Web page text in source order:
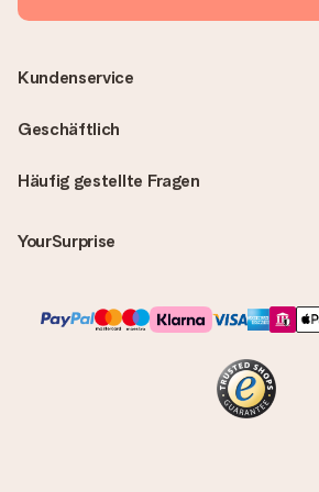
Häufig gestellte Fragen
YourSurprise
Kundenservice
Geschäftlich